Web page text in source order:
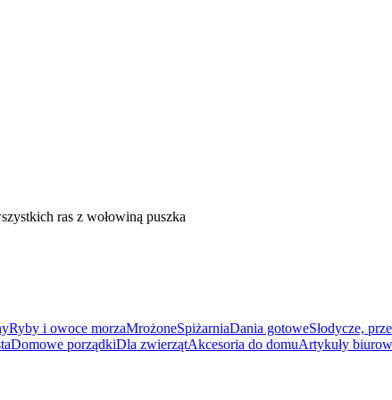
Ryby i owoce morzaMrożoneSpiżarniaDania gotoweSłodycze,
Domowe porządkiDla zwierzątAkcesoria do domuArtykuły
ras z wołowiną puszka